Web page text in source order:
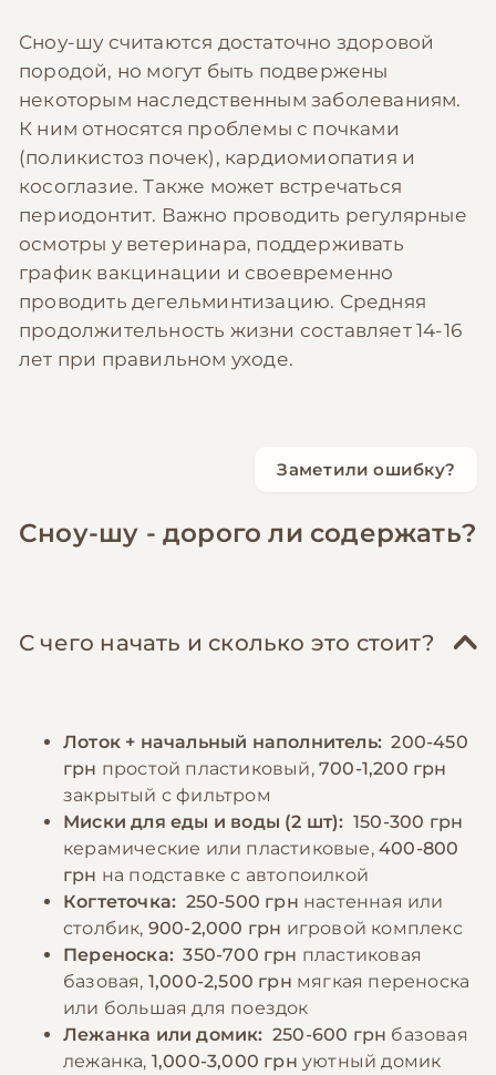
Сноу-шу считаются достаточно здоровой
породой, но могут быть подвержены
некоторым наследственным заболеваниям.
К ним относятся проблемы с почками
(поликистоз почек), кардиомиопатия и
косоглазие. Также может встречаться
периодонтит. Важно проводить регулярные
осмотры у ветеринара, поддерживать
график вакцинации и своевременно
проводить дегельминтизацию. Средняя
продолжительность жизни составляет 14-16
лет при правильном уходе.
Заметили ошибку?
Сноу-шу - дорого ли содержать?
С чего начать и сколько это стоит?
Лоток + начальный наполнитель: 200-450
грн простой пластиковый,700-1,200 грн
закрытый с фильтром
Миски для еды и воды (2 шт): 150-300 грн
керамические или пластиковые, 400-800
грн на подставке с автопоилкой
Когтеточка: 250-500 грн настенная или
столбик, 900-2,000 грн игровой комплекс
Переноска: 350-700 грн пластиковая
базовая, 1,000-2,500 грн мягкая переноска
или большая для поездок
Лежанка или домик: 250-600 грн базовая
лежанка, 1,000-3,000 грн уютный домик